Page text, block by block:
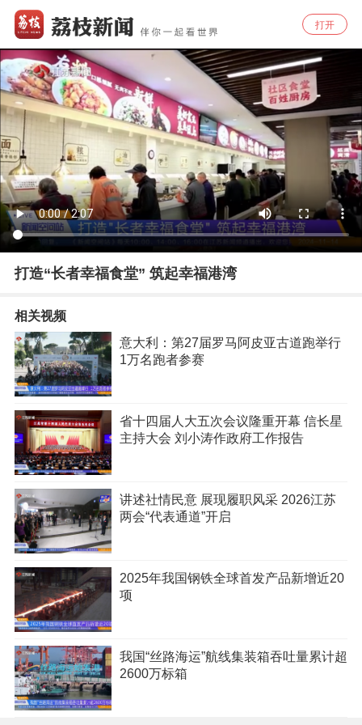
打开
打造“长者幸福食堂” 筑起幸福港湾
相关视频
意大利：第27届罗马阿皮亚古道跑举行
1万名跑者参赛
省十四届人大五次会议隆重开幕 信长星
主持大会 刘小涛作政府工作报告
讲述社情民意 展现履职风采 2026江苏
两会“代表通道”开启
2025年我国钢铁全球首发产品新增近20
项
我国“丝路海运”航线集装箱吞吐量累计超
2600万标箱